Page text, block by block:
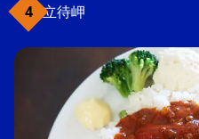
立待岬